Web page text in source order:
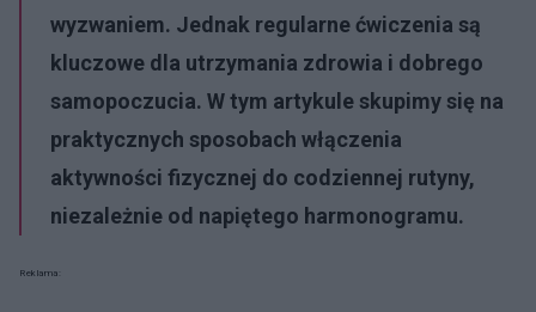
wyzwaniem. Jednak regularne ćwiczenia są
kluczowe dla utrzymania zdrowia i dobrego
samopoczucia. W tym artykule skupimy się na
praktycznych sposobach włączenia
aktywności fizycznej do codziennej rutyny,
niezależnie od napiętego harmonogramu.
Reklama: